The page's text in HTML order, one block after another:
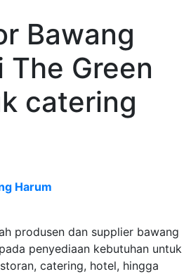
Bawang
Green
catering
Harum
produsen dan supplier bawang
penyediaan kebutuhan untuk
catering, hotel, hingga